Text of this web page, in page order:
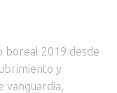
boreal 2019 desde
y
vanguardia,